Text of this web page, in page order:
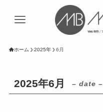
ホーム 2025年 6月
2025年6月 – date –